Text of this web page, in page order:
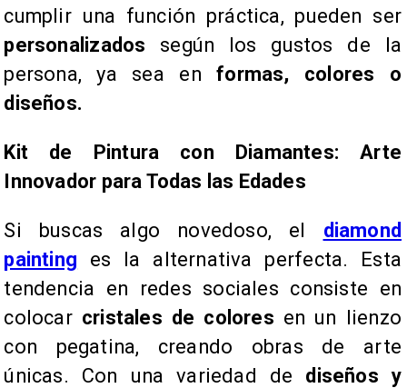
cumplir una función práctica, pueden ser
personalizados según los gustos de la
persona, ya sea enformas, colores o
diseños.
Kit de Pintura con Diamantes: Arte
Innovador para Todas las Edades
Si buscas algo novedoso, el diamond
painting es la alternativa perfecta. Esta
tendencia en redes sociales consiste en
colocar cristales de colores en un lienzo
con pegatina, creando obras de arte
únicas. Con una variedad de diseños y